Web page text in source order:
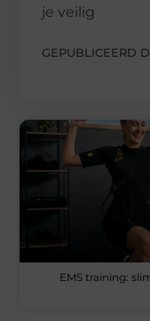
je veilig
GEPUBLICEERD
EMS training: